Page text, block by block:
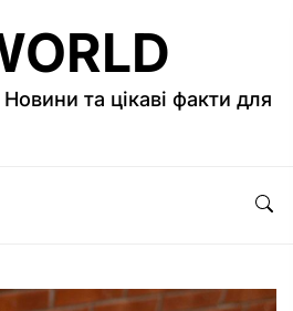
та цікаві факти для